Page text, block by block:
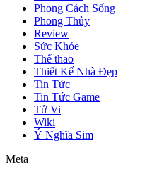
Phong Cách Sống
Phong Thủy
Review
Sức Khỏe
Thể thao
Thiết Kế Nhà Đẹp
Tin Tức
Tin Tức Game
Tử Vi
Wiki
Ý Nghĩa Sim
Meta